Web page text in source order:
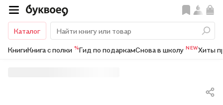
Каталог
КнигиКнига с полки %Гид по подаркамСнова в школу NEWХиты